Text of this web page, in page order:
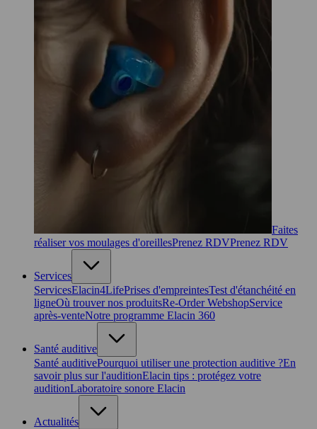
Faites
réaliser vos moulages d'oreillesPrenez RDVPrenez RDV
Services
ServicesElacin4LifePrises d'empreintesTest d'étanchéité en
ligneOù trouver nos produitsRe-Order WebshopService
après-venteNotre programme Elacin 360
Santé auditive
Santé auditivePourquoi utiliser une protection auditive ?En
savoir plus sur l'auditionElacin tips : protégez votre
auditionLaboratoire sonore Elacin
Actualités